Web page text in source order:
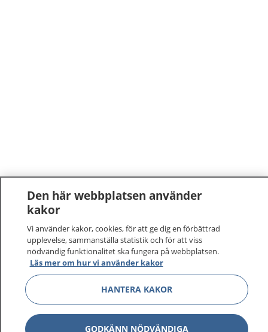
Den här webbplatsen använder
kakor
Vi använder kakor, cookies, för att ge dig en förbättrad
upplevelse, sammanställa statistik och för att viss
nödvändig funktionalitet ska fungera på webbplatsen.
Läs mer om hur vi använder kakor
HANTERA KAKOR
GODKÄNN NÖDVÄNDIGA